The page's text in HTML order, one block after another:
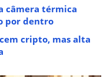
câmera térmica
por dentro
cripto, mas alta